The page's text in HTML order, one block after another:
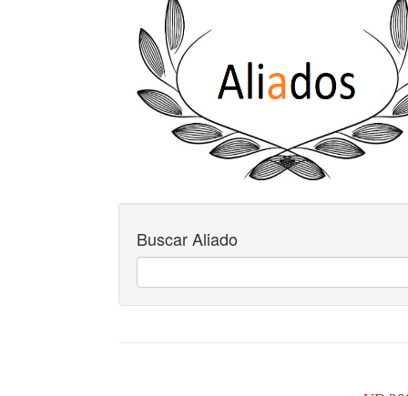
Buscar Aliado